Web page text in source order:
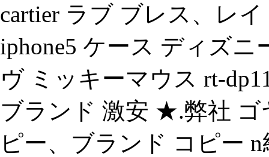
cartier ラブ ブレス、レイ
iphone5 ケース ディズ
ヴ ミッキーマウス rt-
ブランド 激安 ★.弊社 ゴ
ピー、ブランド コピー